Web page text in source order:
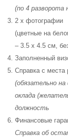
(по 4
2 x фотографии
(цветные на
– 3.5 x 4.5 см,
Заполненный
Справка с места
(обязательно
оклада
должность
Финансовые
Справка об